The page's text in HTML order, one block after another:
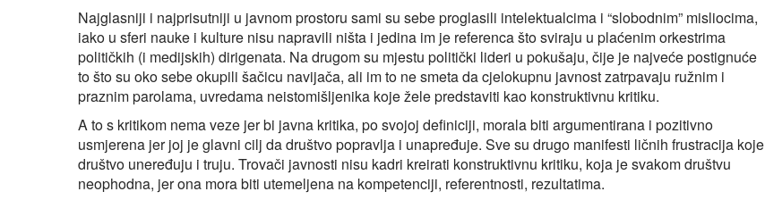
Najglasniji i najprisutniji u javnom prostoru sami su sebe proglasili intelektualcima i “slobodnim” misliocima,
iako u sferi nauke i kulture nisu napravili ništa i jedina im je referenca što sviraju u plaćenim orkestrima
političkih (i medijskih) dirigenata. Na drugom su mjestu politički lideri u pokušaju, čije je najveće postignuće
to što su oko sebe okupili šačicu navijača, ali im to ne smeta da cjelokupnu javnost zatrpavaju ružnim i
praznim parolama, uvredama neistomišljenika koje žele predstaviti kao konstruktivnu kritiku.
A to s kritikom nema veze jer bi javna kritika, po svojoj definiciji, morala biti argumentirana i pozitivno
usmjerena jer joj je glavni cilj da društvo popravlja i unapređuje. Sve su drugo manifesti ličnih frustracija koje
društvo uneređuju i truju. Trovači javnosti nisu kadri kreirati konstruktivnu kritiku, koja je svakom društvu
neophodna, jer ona mora biti utemeljena na kompetenciji, referentnosti, rezultatima.